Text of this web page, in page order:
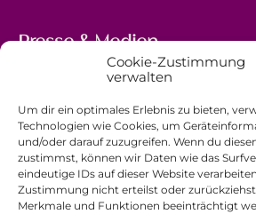
Cookie-Zustimmung
verwalten
Um dir ein optimales Erlebnis zu bieten,
Technologien wie Cookies, um
und/oder darauf zuzugreifen. Wenn du
zustimmst, können wir Daten wie das
eindeutige IDs auf dieser Website
Zustimmung nicht erteilst oder
Merkmale und Funktionen beeinträchtigt
Presse & Medien
5, avenue Marie-Thérèse
+352 44 743 340
comm@ewb.lu
Spenden